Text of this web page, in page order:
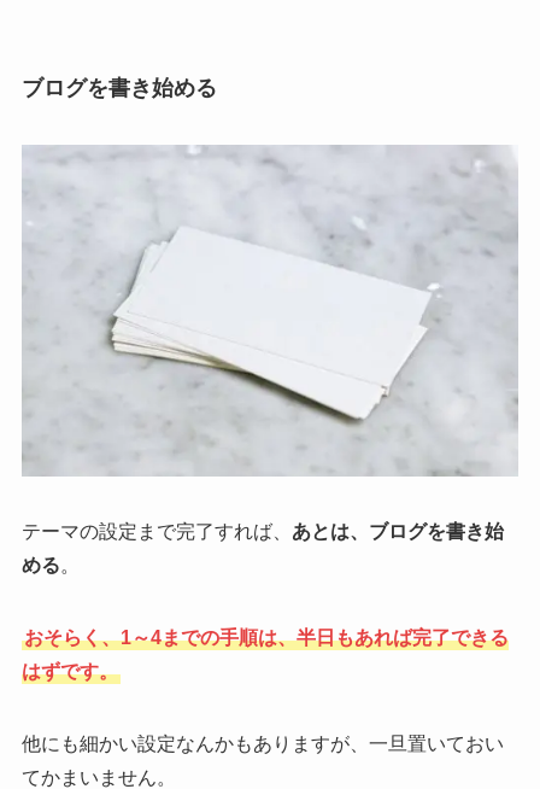
ブログを書き始める
テーマの設定まで完了すれば、 あとは、ブログを書き始
める。
おそらく、1～4までの手順は、半日もあれば完了できる
はずです。
他にも細かい設定なんかもありますが、一旦置いておい
てかまいません。